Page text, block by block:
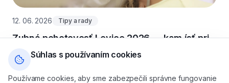
12. 06. 2026 Tipy a rady
Zubná pohotovosť Levice 2026 — kam ísť pri
akútnej bolesti zuba
Súhlas s používaním cookies
Používame cookies, aby sme zabezpečili správne fungovanie